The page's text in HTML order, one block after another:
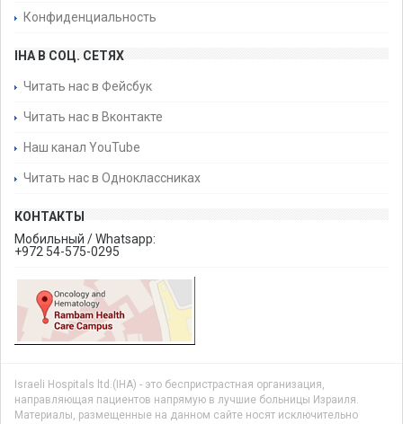
Конфиденциальность
IHA В СОЦ. СЕТЯХ
Читать нас в Фейсбук
Читать нас в Вконтакте
Наш канал YouTube
Читать нас в Одноклассниках
КОНТАКТЫ
Мобильный / Whatsapp:
+972 54-575-0295
Israeli Hospitals ltd.(IHA) - это беспристрастная организация,
направляющая пациентов напрямую в лучшие больницы Израиля.
Материалы, размещенные на данном сайте носят исключительно